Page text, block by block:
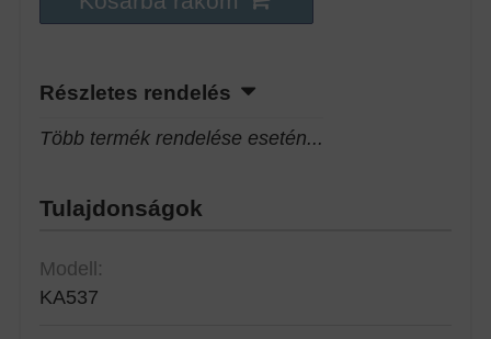
Részletes rendelés
Több termék rendelése esetén...
Tulajdonságok
Modell:
KA537